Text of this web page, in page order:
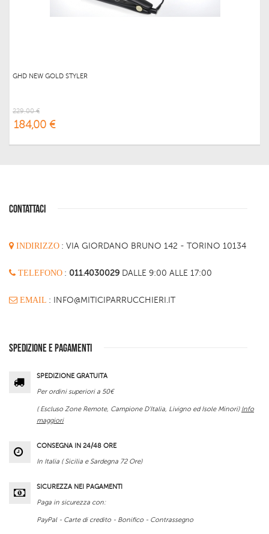
GHD NEW GOLD STYLER
229,00 €
184,00 €
CONTATTACI
INDIRIZZO : VIA GIORDANO BRUNO 142 - TORINO 10134
TELEFONO : 011.4030029 DALLE 9:00 ALLE 17:00
EMAIL : INFO@MITICIPARRUCCHIERI.IT
SPEDIZIONE E PAGAMENTI
SPEDIZIONE GRATUITA
Per ordini superiori a 50€
( Escluso Zone Remote, Campione D'Italia, Livigno ed Isole Minori) Info
maggiori
CONSEGNA IN 24/48 ORE
In Italia ( Sicilia e Sardegna 72 Ore)
SICUREZZA NEI PAGAMENTI
Paga in sicurezza con:
PayPal - Carte di credito - Bonifico - Contrassegno